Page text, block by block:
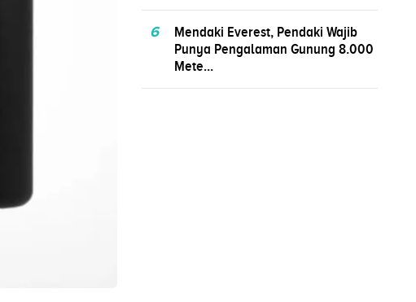
6
Mendaki Everest, Pendaki Wajib
Punya Pengalaman Gunung 8.000
Mete...